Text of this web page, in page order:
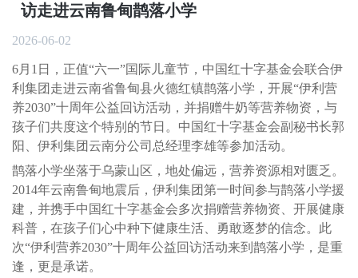
访走进云南鲁甸鹊落小学
2026-06-02
6月1日，正值“六一”国际儿童节，中国红十字基金会联合伊
利集团走进云南省鲁甸县火德红镇鹊落小学，开展“伊利营
养2030”十周年公益回访活动，并捐赠牛奶等营养物资，与
孩子们共度这个特别的节日。中国红十字基金会副秘书长郭
阳、伊利集团云南分公司总经理李雄等参加活动。
鹊落小学坐落于乌蒙山区，地处偏远，营养资源相对匮乏。
2014年云南鲁甸地震后，伊利集团第一时间参与鹊落小学援
建，并携手中国红十字基金会多次捐赠营养物资、开展健康
科普，在孩子们心中种下健康生活、勇敢逐梦的信念。此
次“伊利营养2030”十周年公益回访活动来到鹊落小学，是重
逢，更是承诺。